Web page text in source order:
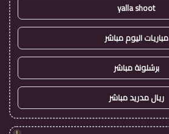
yalla shoot
مباريات اليوم مباشر
برشلونة مباشر
ريال مدريد مباشر